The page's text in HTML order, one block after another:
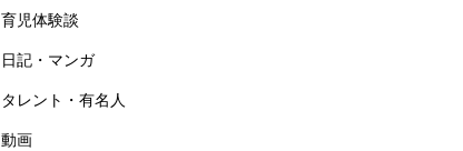
育児体験談
日記・マンガ
タレント・有名人
動画